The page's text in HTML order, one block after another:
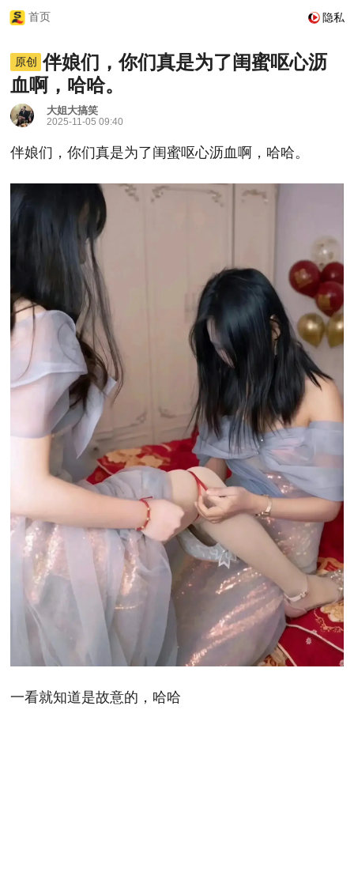
首页 隐私
原创
伴娘们，你们真是为了闺蜜呕心沥
血啊，哈哈。
大姐大搞笑
2025-11-05 09:40
伴娘们，你们真是为了闺蜜呕心沥血啊，哈哈。
一看就知道是故意的，哈哈